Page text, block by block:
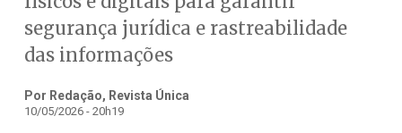
segurança jurídica e rastreabilidade
das informações
Por Redação, Revista Única
10/05/2026 - 20h19